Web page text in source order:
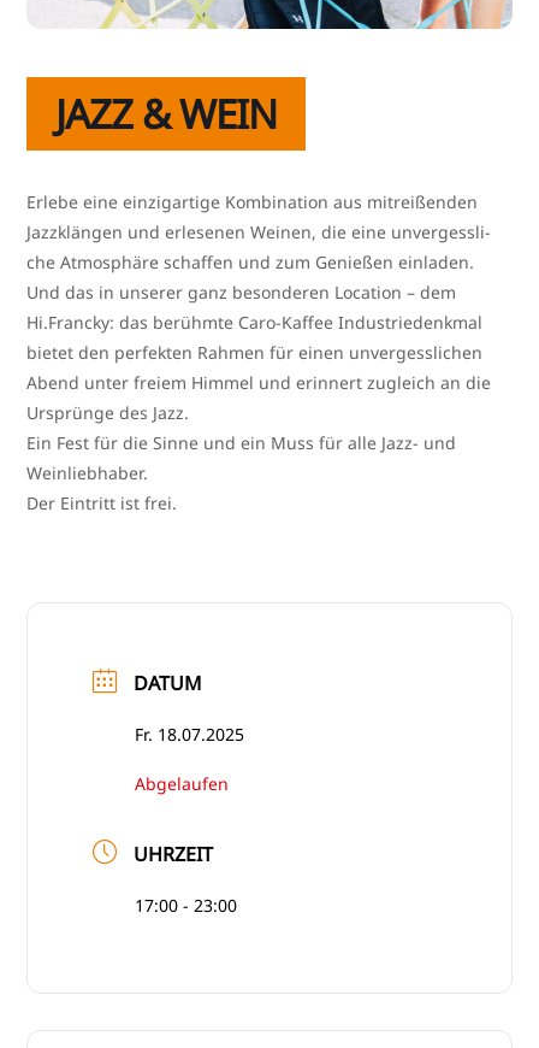
JAZZ & WEIN
Erlebe eine ein­zig­ar­ti­ge Kombination aus mit­rei­ßen­den
Jazzklängen und erle­se­nen Weinen, die eine unver­gess­li­
che Atmosphäre schaf­fen und zum Genießen einladen.
Und das in unse­rer ganz beson­de­ren Location – dem
Hi.Francky: das berühm­te Caro-Kaffee Industriedenkmal
bie­tet den per­fek­ten Rahmen für einen unver­gess­li­chen
Abend unter frei­em Himmel und erin­nert zugleich an die
Ursprünge des Jazz.
Ein Fest für die Sinne und ein Muss für alle Jazz- und
Weinliebhaber.
Der Eintritt ist frei.
DATUM
Fr. 18.07.2025
Abgelaufen
UHRZEIT
17:00 - 23:00